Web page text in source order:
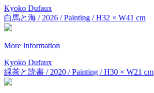
Kyoko Dufaux
白馬と海 / 2026 / Painting / H32 × W41 cm
More Information
Kyoko Dufaux
緑茶と読書 / 2020 / Painting / H30 × W21 cm